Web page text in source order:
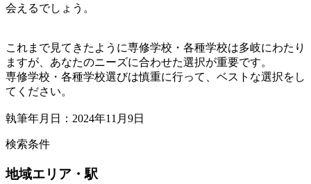
会えるでしょう。
これまで見てきたように専修学校・各種学校は多岐にわたり
ますが、あなたのニーズに合わせた選択が重要です。
専修学校・各種学校選びは慎重に行って、ベストな選択をし
てください。
執筆年月日：2024年11月9日
検索条件
地域エリア・駅